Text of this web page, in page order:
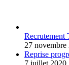
Recrutement
27 novembre
Reprise